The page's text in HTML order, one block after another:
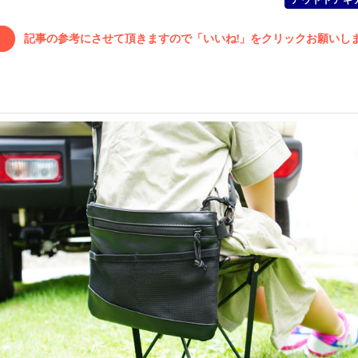
記事の参考にさせて頂きますので「いいね!」をクリックお願いし